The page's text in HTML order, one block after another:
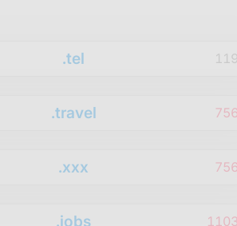
.tel
.travel
.xxx
.jobs